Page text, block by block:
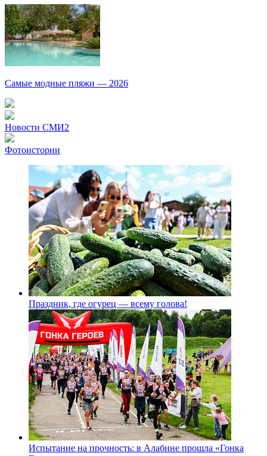
Самые модные пляжи — 2026
Новости СМИ2
Фотоистории
Праздник, где огурец — всему голова!
Испытание на прочность: в Алабине прошла «Гонка